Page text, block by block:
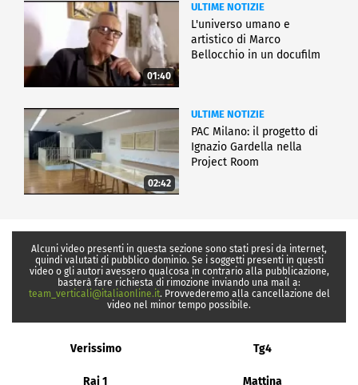
01:40
ULTIME NOTIZIE
L'universo umano e
artistico di Marco
Bellocchio in un docufilm
02:42
ULTIME NOTIZIE
PAC Milano: il progetto di
Ignazio Gardella nella
Project Room
Alcuni video presenti in questa sezione sono stati presi da internet,
quindi valutati di pubblico dominio. Se i soggetti presenti in questi
video o gli autori avessero qualcosa in contrario alla pubblicazione,
basterà fare richiesta di rimozione inviando una mail a:
team_verticali@italiaonline.it. Provvederemo alla cancellazione del
video nel minor tempo possibile.
Verissimo Tg4
Rai 1 Mattina